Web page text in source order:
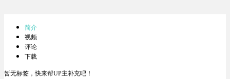
简介
视频
评论
下载
暂无标签，快来帮UP主补充吧！